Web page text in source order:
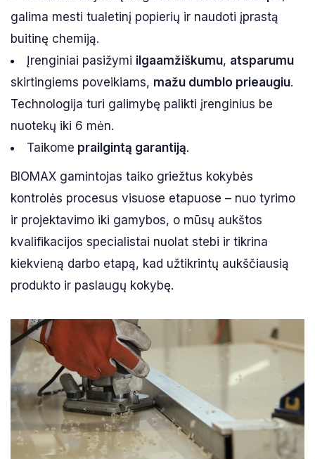
galima mesti tualetinį popierių ir naudoti įprastą
buitinę chemiją.
Įrenginiai pasižymi ilgaamžiškumu, atsparumu
skirtingiems poveikiams, mažu dumblo prieaugiu.
Technologija turi galimybę palikti įrenginius be
nuotekų iki 6 mėn.
Taikome prailgintą garantiją.
BIOMAX gamintojas taiko griežtus kokybės
kontrolės procesus visuose etapuose – nuo tyrimo
ir projektavimo iki gamybos, o mūsų aukštos
kvalifikacijos specialistai nuolat stebi ir tikrina
kiekvieną darbo etapą, kad užtikrintų aukščiausią
produkto ir paslaugų kokybę.